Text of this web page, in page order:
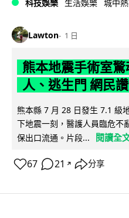
科技娛樂 生活娛樂 城中
Lawton 1 日
熊本地震手術室
人、逃生門 網民
熊本縣 7 月 28 日發生 7.1 級
下地震一刻，醫護人員臨危不
保出口流通。片段...
閱讀全
67 21 ↗ 分享